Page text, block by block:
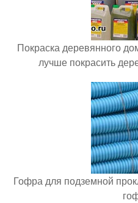
Покраска деревянного
лучше покрасить
Гофра для подземной